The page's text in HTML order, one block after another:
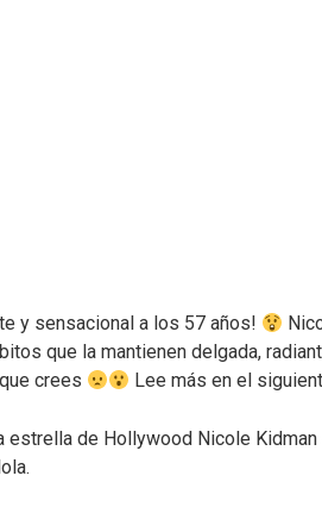
y sensacional a los 57 años!
que la mantienen delgada,
crees
Lee más en el
estrella de Hollywood Nicole